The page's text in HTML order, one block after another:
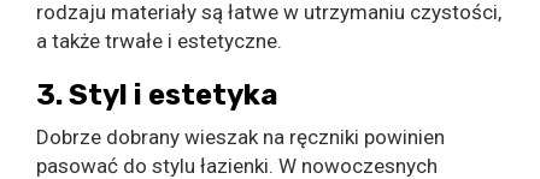
rodzaju materiały są łatwe w utrzymaniu czystości,
a także trwałe i estetyczne.
3. Styl i estetyka
Dobrze dobrany wieszak na ręczniki powinien
pasować do stylu łazienki. W nowoczesnych